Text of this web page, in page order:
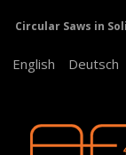
Circular Saws in
English Deutsch